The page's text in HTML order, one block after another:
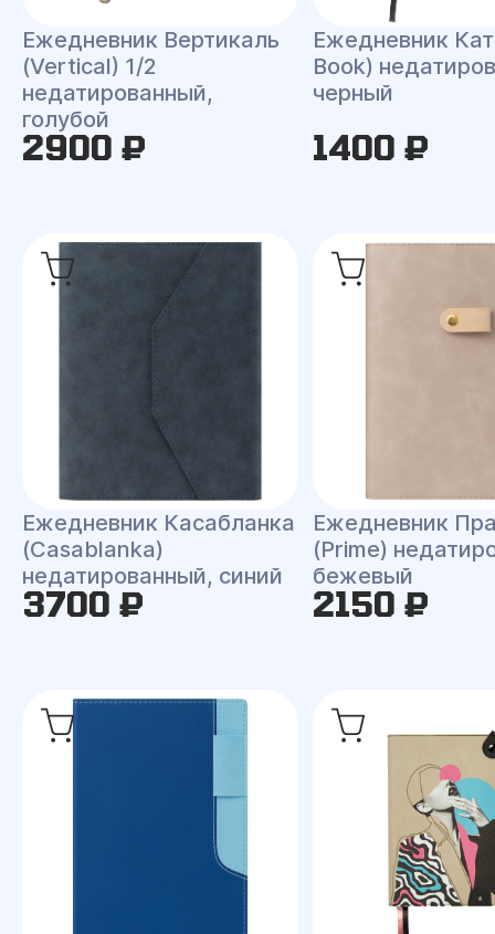
Ежедневник Вертикаль
(Vertical) 1/2
недатированный,
голубой
2900 ₽
Ежедневник
Book)
черный
1400 ₽
Ежедневник Касабланка
(Casablanka)
недатированный, синий
3700 ₽
Ежедневник
(Prime)
бежевый
2150 ₽